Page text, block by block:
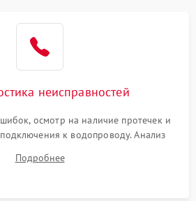
неисправностей
осмотр на наличие протечек и
к водопроводу. Анализ
слива, нагрева, вращения
или срабатывание системы защиты
Подробнее